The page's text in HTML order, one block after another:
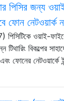
জন্য
ফোন
ওয়াই-
টিথারিং বিকল্পের
ফোনের